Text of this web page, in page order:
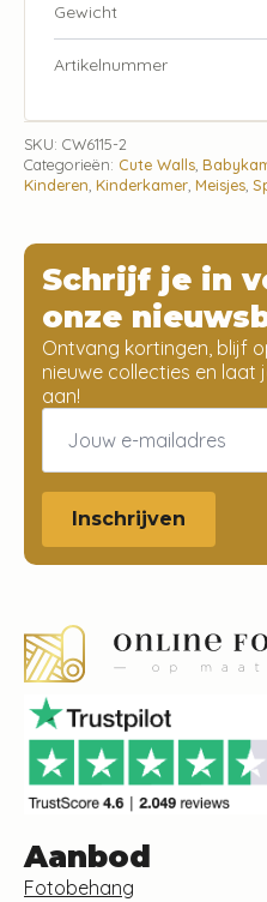
Gewicht
Artikelnummer
SKU: CW6115-2
Categorieën: Cute Walls,
Kinderen, Kinderkamer, Meisjes,
Schrijf je in
onze
Ontvang kortingen, blijf
nieuwe collecties en laat
aan!
Email
Inschrijven
Aanbod
Fotobehang